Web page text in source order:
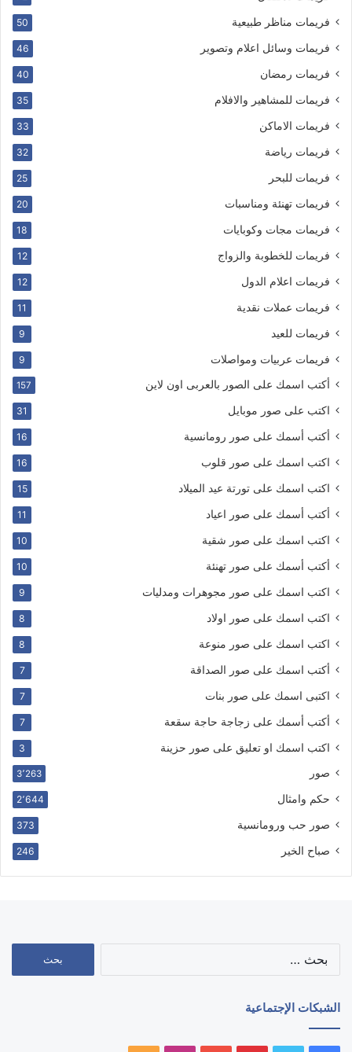
فريمات مناظر طبيعية 50
فريمات وسائل اعلام وتصوير 46
فريمات رمضان 40
فريمات للمشاهير والافلام 35
فريمات الاماكن 33
فريمات رياضة 32
فريمات للبحر 25
فريمات تهنئة ومناسبات 20
فريمات مجات وكوبايات 18
فريمات للخطوبة والزواج 12
فريمات اعلام الدول 12
فريمات عملات نقدية 11
فريمات للعيد 9
فريمات عربيات ومواصلات 9
أكتب اسمك على الصور بالعربى اون لاين 157
اكتب على صور موبايل 31
أكتب أسمك على صور رومانسية 16
اكتب اسمك على صور قلوب 16
اكتب اسمك على تورتة عيد الميلاد 15
أكتب أسمك على صور اعياد 11
اكتب اسمك على صور شقية 10
أكتب أسمك على صور تهنئة 10
اكتب اسمك على صور مجوهرات ومدليات 9
اكتب اسمك على صور اولاد 8
اكتب اسمك على صور منوعة 8
أكتب اسمك على صور الصداقة 7
اكتبى اسمك على صور بنات 7
أكتب أسمك على زجاجة حاجة سقعة 7
اكتب اسمك او تعليق على صور حزينة 3
صور 3٬263
حكم وامثال 2٬644
صور حب ورومانسية 373
صباح الخير 246
الشبكات الإجتماعية